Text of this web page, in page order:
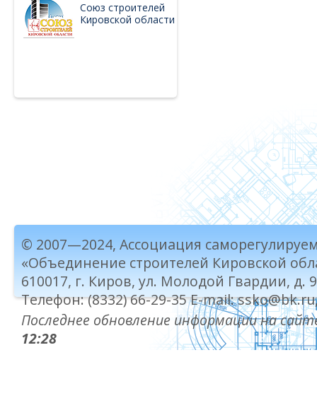
Союз строителей
Кировской области
© 2007—2024, Ассоциация
«Объединение строителей Кировской
610017, г. Киров, ул. Молодой Гвардии, д.
Телефон: (8332) 66-29-35 E-mail:
Последнее обновление информации на
12:28